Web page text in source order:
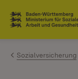
Zum Inhalt
Link zur
Sozialversicherung